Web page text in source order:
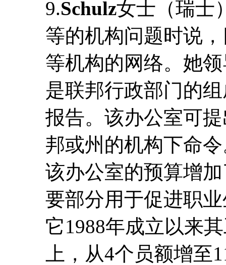
9.Schulz女士（瑞士
等的机构问题时说
等机构的网络。她
是联邦行政部门的
报告。该办公室可
邦或州的机构下命
该办公室的预算增
要部分用于促进职
它1988年成立以来
上，从4个员额增至